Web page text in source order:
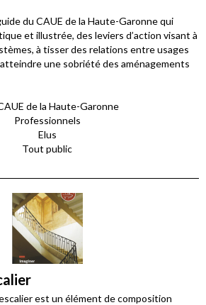
du CAUE de la Haute-Garonne qui
et illustrée, des leviers d’action visant à
à tisser des relations entre usages
une sobriété des aménagements
de la Haute-Garonne
Professionnels
Elus
Tout public
est un élément de composition